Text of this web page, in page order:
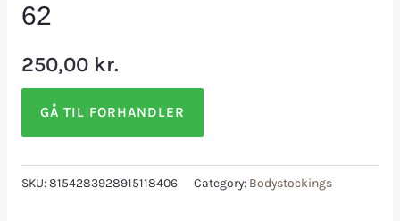
62
250,00 kr.
GÅ TIL FORHANDLER
SKU:8154283928915118406 Category: Bodystockings